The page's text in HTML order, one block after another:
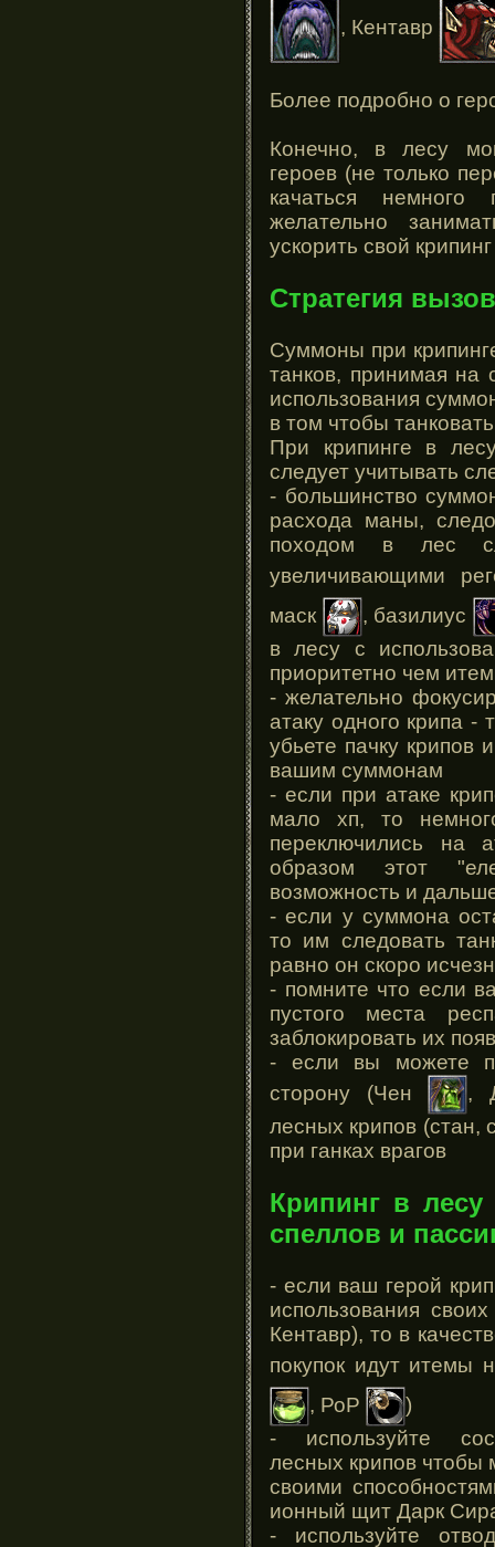
, Кентавр
Более подробно о
Конечно, в лесу
героев (не только
качаться
желательно
ускорить свой
Стратегия
Суммоны при
танков, принимая на
использования
в том чтобы
При крипинге в
следует учитывать
- большинство
расхода маны,
походом в лес
увеличивающими
маск
, базилиус
в лесу с
приоритетно чем
- желательно
атаку одного крипа
убьете пачку крипов
вашим суммонам
- если при атаке
мало хп, то
переключились на
образом этот
возможность и
- если у суммона
то им следовать
равно он скоро
- помните что если
пустого места
заблокировать их
- если вы можете
сторону (Чен
,
лесных крипов (стан,
при ганках врагов
Крипинг в
спеллов и
- если ваш герой
использования
Кентавр), то в
покупок идут итемы
, РоР
)
- используйте
лесных крипов чтобы
своими
ионный щит Дарк
- используйте